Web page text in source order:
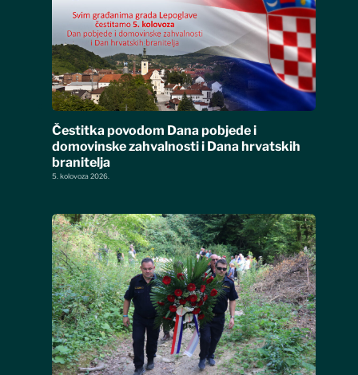
Čestitka povodom Dana pobjede i
domovinske zahvalnosti i Dana hrvatskih
branitelja
5. kolovoza 2026.